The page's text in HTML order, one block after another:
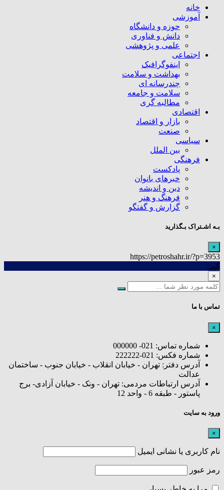
خانه
آموزشی
حوزه و دانشگاه
دانش و فناوری
علمی و پژوهشی
اجتماعی
اینفوگرافیک
بهداشت و سلامت
چندرسانه ای
سلامت و جامعه
مطالبه گری
اقتصادی
بازار و اقتصاد
صنعت
سیاسی
بین الملل
فرهنگی
پادکست
خبرهای بانوان
دین و اندیشه
فرهنگ و هنر
گزارش و گفتگو
بـه اشـتراک بـگذارید
×
https://petroshahr.ir/?p=3953
کپی
×
تماس با ما
×
شماره تماس: 021- 000000
شماره فکس: 021-222222
آدرس دفتر: تهران - خیابان انقلاب - خیابان جنوب - ساختمان
عدالت
آدرس ارتباطات مردمی: تهران - ونک - خیابان آزادی- برج
پاستور - طبقه 6 - واحد 12
ورود به سایت
×
نام کاربری یا نشانی ایمیل
رمز عبور